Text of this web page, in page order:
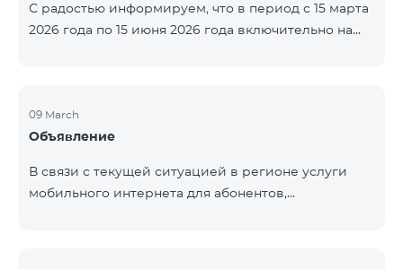
С радостью информируем, что в период с 15 марта
2026 года по 15 июня 2026 года включительно на
Региональный будут доступны со скидкой 25% при
подключении на 12 месяцев с автоматическим
пакет COMBO 4 9900 также предоставляется со
скидкой 25% сроком на 12 месяцев. Кроме того, для
09 March
Объявление
В связи с текущей ситуацией в регионе услуги
мобильного интернета для абонентов,